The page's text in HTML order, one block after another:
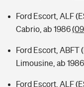
Ford Escort, ALF
Cabrio, ab 1986
Ford Escort, ABFT
Limousine, ab 1986
Ford Escort, ALF